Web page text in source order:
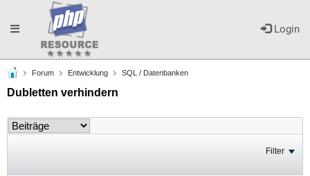
Login
Toggle
navigation
Forum Entwicklung SQL / Datenbanken
Dubletten verhindern
Filter